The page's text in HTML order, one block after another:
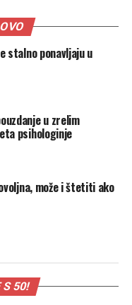
stalno ponavljaju u
u zrelim
psihologinje
može i štetiti ako
S 50!